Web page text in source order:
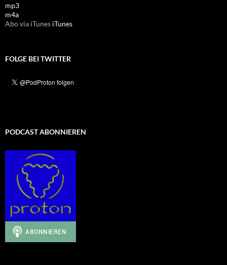
mp3
m4a
Abo via iTunes iTunes
FOLGE BEI TWITTER
PODCAST ABONNIEREN